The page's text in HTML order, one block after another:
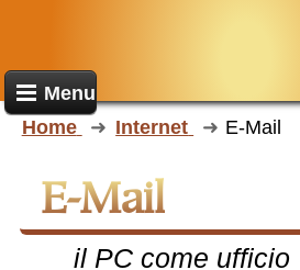
Menu
Home
Internet E-Mail
E-Mail
il PC come ufficio